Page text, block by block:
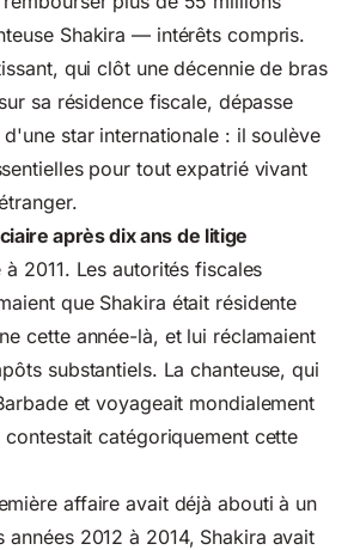
Shakira — intérêts compris.
qui clôt une décennie de bras
sa résidence fiscale, dépasse
star internationale : il soulève
pour tout expatrié vivant
après dix ans de litige
2011. Les autorités fiscales
que Shakira était résidente
cette année-là, et lui réclamaient
substantiels. La chanteuse, qui
et voyageait mondialement
catégoriquement cette
affaire avait déjà abouti à un
2012 à 2014, Shakira avait